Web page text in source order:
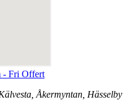
- Fri Offert
Åkermyntan, Hässelby